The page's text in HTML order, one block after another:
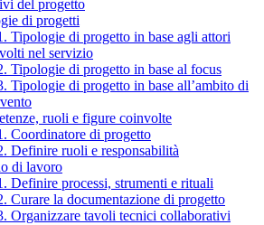
del progetto
di progetti
Tipologie di progetto in base agli attori
nel servizio
Tipologie di progetto in base al focus
Tipologie di progetto in base all’ambito di
ruoli e figure coinvolte
Coordinatore di progetto
Definire ruoli e responsabilità
di lavoro
Definire processi, strumenti e rituali
Curare la documentazione di progetto
Organizzare tavoli tecnici collaborativi